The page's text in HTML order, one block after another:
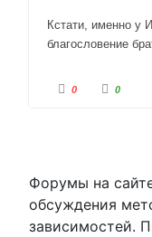
Кстати, именно у
благословение
п
л
ц
0
п
л
ц
0
Форумы на
обсуждения
зависимостей.